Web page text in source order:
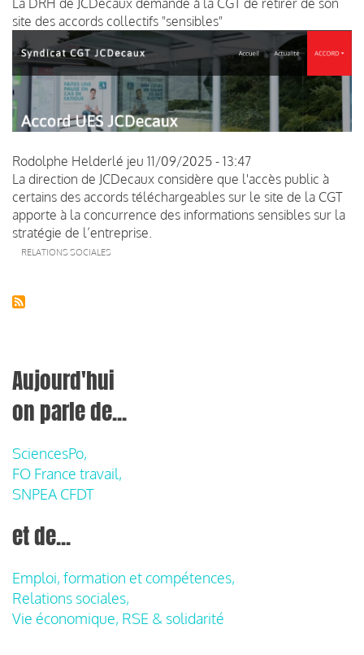
site des accords collectifs "sensibles"
Rodolphe Helderlé jeu 11/09/2025 - 13:47
La direction de JCDecaux considère que l'accès public à
certains des accords téléchargeables sur le site de la CGT
apporte à la concurrence des informations sensibles sur la
stratégie de l’entreprise.
RELATIONS SOCIALES
Aujourd'hui
on parle de...
SciencesPo,
FO France travail,
SNPEA CFDT
et de...
Emploi, formation et compétences,
Relations sociales,
Vie économique, RSE & solidarité